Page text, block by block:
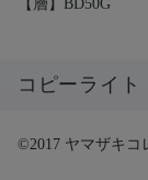
【層】BD50G
コピーライト
©2017 ヤマザキコ